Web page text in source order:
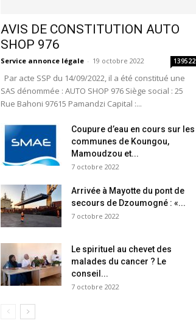
AVIS DE CONSTITUTION AUTO
SHOP 976
Service annonce légale - 19 octobre 2022 139522
Par acte SSP du 14/09/2022, il a été constitué une
SAS dénommée : AUTO SHOP 976 Siège social : 25
Rue Bahoni 97615 Pamandzi Capital :...
Coupure d’eau en cours sur les
communes de Koungou,
Mamoudzou et...
7 octobre 2022
Arrivée à Mayotte du pont de
secours de Dzoumogné : «...
7 octobre 2022
Le spirituel au chevet des
malades du cancer ? Le
conseil...
7 octobre 2022